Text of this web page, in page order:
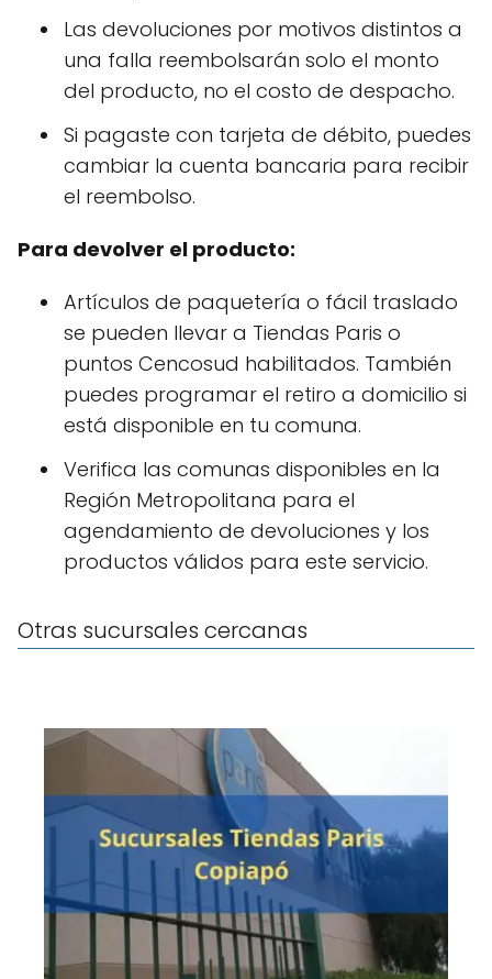
Las devoluciones por motivos distintos a
una falla reembolsarán solo el monto
del producto, no el costo de despacho.
Si pagaste con tarjeta de débito, puedes
cambiar la cuenta bancaria para recibir
el reembolso.
Para devolver el producto:
Artículos de paquetería o fácil traslado
se pueden llevar a Tiendas Paris o
puntos Cencosud habilitados. También
puedes programar el retiro a domicilio si
está disponible en tu comuna.
Verifica las comunas disponibles en la
Región Metropolitana para el
agendamiento de devoluciones y los
productos válidos para este servicio.
Otras sucursales cercanas